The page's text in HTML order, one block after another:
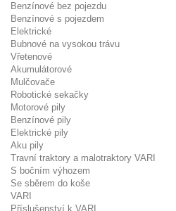
Benzínové bez pojezdu
Benzínové s pojezdem
Elektrické
Bubnové na vysokou trávu
Vřetenové
Akumulátorové
Mulčovače
Robotické sekačky
Motorové pily
Benzínové pily
Elektrické pily
Aku pily
Travní traktory a malotraktory VARI
S bočním výhozem
Se sběrem do koše
VARI
Příslušenství k VARI